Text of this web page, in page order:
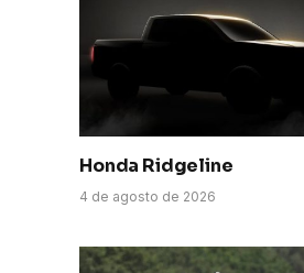
Honda Ridgeline
4 de agosto de 2026